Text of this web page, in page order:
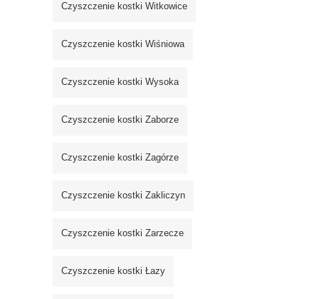
Czyszczenie kostki Witkowice
Czyszczenie kostki Wiśniowa
Czyszczenie kostki Wysoka
Czyszczenie kostki Zaborze
Czyszczenie kostki Zagórze
Czyszczenie kostki Zakliczyn
Czyszczenie kostki Zarzecze
Czyszczenie kostki Łazy